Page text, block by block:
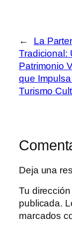
←
La
Tradicional:
Patrimonio
que Impulsa
Turismo
Deja una
Tu
publicada.
marcados